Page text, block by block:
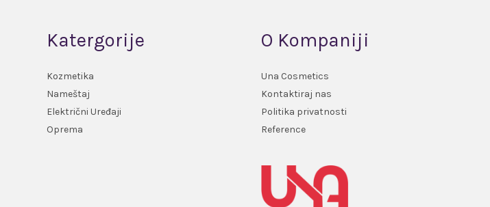
Katergorije
Kozmetika
Nameštaj
Električni Uređaji
Oprema
O Kompaniji
Una Cosmetics
Kontaktiraj nas
Politika privatnosti
Reference